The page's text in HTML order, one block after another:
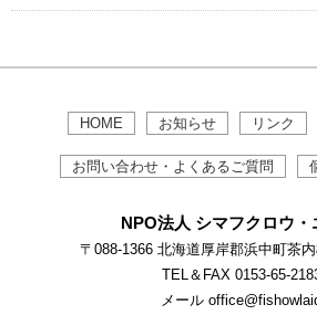
HOME お知らせ リンク
お問い合わせ・よくあるご質問
NPO法人 シマフクロウ・
〒088-1366 北海道厚岸郡浜中町茶
TEL＆FAX 0153-65-
メール